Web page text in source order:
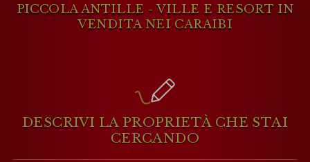
PICCOLA ANTILLE - VILLE E RESORT IN
VENDITA NEI CARAIBI
DESCRIVI LA PROPRIETÀCHE STAI
CERCANDO